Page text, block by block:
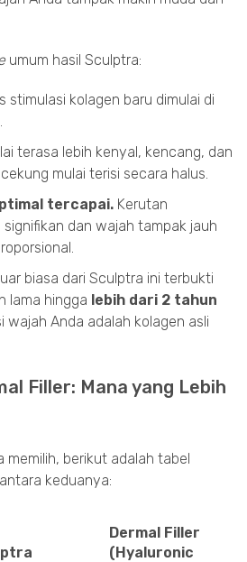
umum hasil Sculptra:
stimulasi kolagen baru dimulai di
terasa lebih kenyal, kencang, dan
mulai terisi secara halus.
tercapai. Kerutan
dan wajah tampak jauh
biasa dari Sculptra ini terbukti
lama hingga lebih dari 2 tahun
wajah Anda adalah kolagen asli
Filler: Mana yang Lebih
memilih, berikut adalah tabel
keduanya:
Dermal Filler
(Hyaluronic